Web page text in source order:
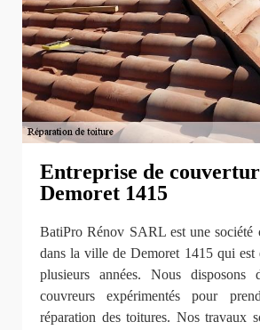
Entreprise de
Demoret 1415
BatiPro Rénov SARL est une société
dans la ville de Demoret 1415 qui est
plusieurs années. Nous disposons
couvreurs expérimentés pour
réparation des toitures. Nos travaux